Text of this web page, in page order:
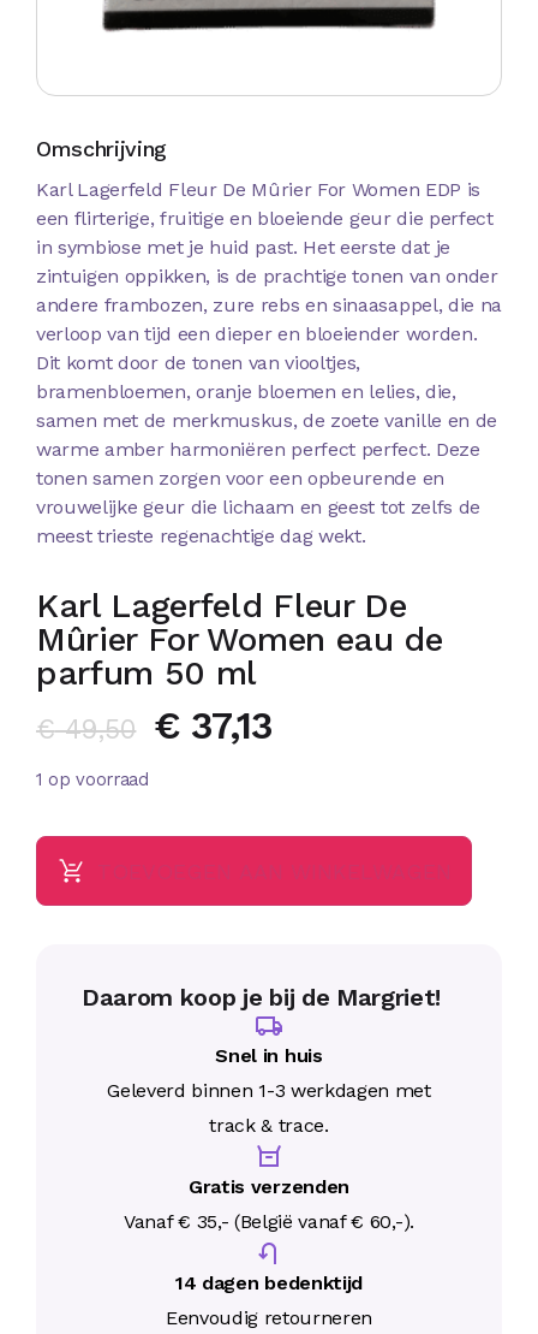
Omschrijving
Karl Lagerfeld Fleur De Mûrier For Women EDP is
een flirterige, fruitige en bloeiende geur die perfect
in symbiose met je huid past. Het eerste dat je
zintuigen oppikken, is de prachtige tonen van onder
andere frambozen, zure rebs en sinaasappel, die na
verloop van tijd een dieper en bloeiender worden.
Dit komt door de tonen van viooltjes,
bramenbloemen, oranje bloemen en lelies, die,
samen met de merkmuskus, de zoete vanille en de
warme amber harmoniëren perfect perfect. Deze
tonen samen zorgen voor een opbeurende en
vrouwelijke geur die lichaam en geest tot zelfs de
meest trieste regenachtige dag wekt.
Karl Lagerfeld Fleur De
Mûrier For Women eau de
parfum 50 ml
€49,50 €37,13
1 op voorraad
Daarom koop je bij de Margriet!
Snel in huis
Geleverd binnen 1-3 werkdagen met
track & trace.
Gratis verzenden
Vanaf € 35,- (België vanaf € 60,-).
14 dagen bedenktijd
Eenvoudig retourneren